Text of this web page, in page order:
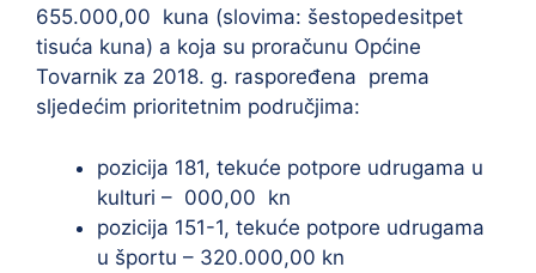
655.000,00 kuna (slovima: šestopedesitpet
tisuća kuna) a koja su proračunu Općine
Tovarnik za 2018. g. raspoređena prema
sljedećim prioritetnim područjima:
pozicija 181, tekuće potpore udrugama u
kulturi – 000,00 kn
pozicija 151-1, tekuće potpore udrugama
u športu – 320.000,00 kn